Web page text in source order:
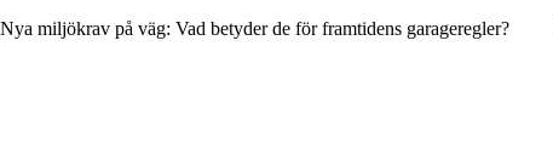
Nya miljökrav på väg: Vad betyder de för framtidens garageregler?